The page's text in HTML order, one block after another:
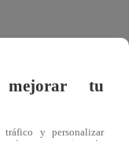
, ha llegado la hora
del martes 20
votarUNA vez
mejorar tu
y personalizar